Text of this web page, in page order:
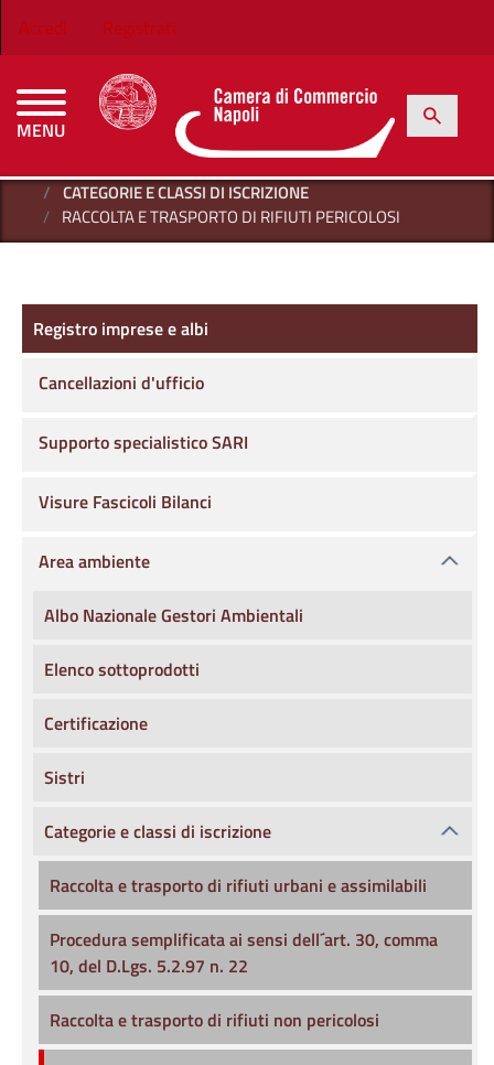
Menu profilo utente
Accedi Registrati
MENU
CAMERE DI COMMERCIO D'ITALIA
Cerca
h
CATEGORIE E CLASSI DI ISCRIZIONE
RACCOLTA E TRASPORTO DI RIFIUTI PERICOLOSI
Registro imprese e albi
Registro imprese e albi
Cancellazioni d'ufficio
Supporto specialistico SARI
Visure Fascicoli Bilanci
Area ambiente
Albo Nazionale Gestori Ambientali
Elenco sottoprodotti
Certificazione
Sistri
Categorie e classi di iscrizione
Raccolta e trasporto di rifiuti urbani e assimilabili
Procedura semplificata ai sensi dell´art. 30, comma
10, del D.Lgs. 5.2.97 n. 22
Raccolta e trasporto di rifiuti non pericolosi